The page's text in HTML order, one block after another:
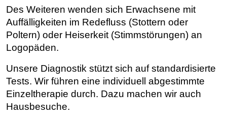
Des Weiteren wenden sich Erwachsene mit
Auffälligkeiten im Redefluss (Stottern oder
Poltern) oder Heiserkeit (Stimmstörungen) an
Logopäden.
Unsere Diagnostik stützt sich auf standardisierte
Tests. Wir führen eine individuell abgestimmte
Einzeltherapie durch. Dazu machen wir auch
Hausbesuche.